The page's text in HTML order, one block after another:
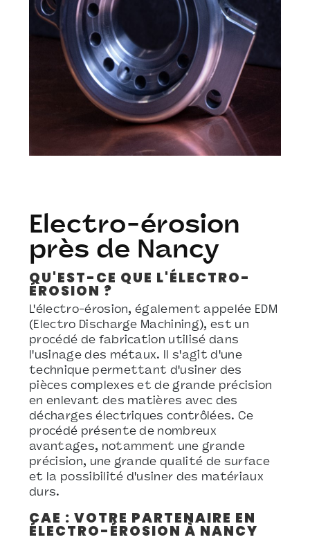
Electro-érosion
près de Nancy
QU'EST-CE QUE L'ÉLECTRO-
ÉROSION ?
L'électro-érosion, également appelée EDM
(Electro Discharge Machining), est un
procédé de fabrication utilisé dans
l'usinage des métaux. Il s'agit d'une
technique permettant d'usiner des
pièces complexes et de grande précision
en enlevant des matières avec des
décharges électriques contrôlées. Ce
procédé présente de nombreux
avantages, notamment une grande
précision, une grande qualité de surface
et la possibilité d'usiner des matériaux
durs.
CAE : VOTRE PARTENAIRE EN
ÉLECTRO-ÉROSION À NANCY